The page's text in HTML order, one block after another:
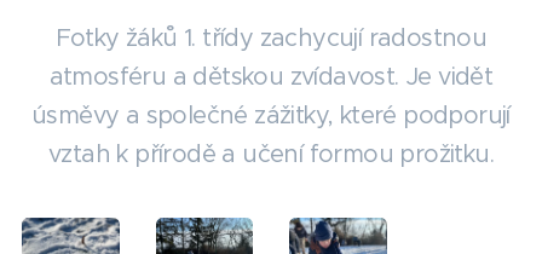
Fotky žáků 1. třídy zachycují radostnou
atmosféru a dětskou zvídavost. Je vidět
úsměvy a společné zážitky, které podporují
vztah k přírodě a učení formou prožitku.